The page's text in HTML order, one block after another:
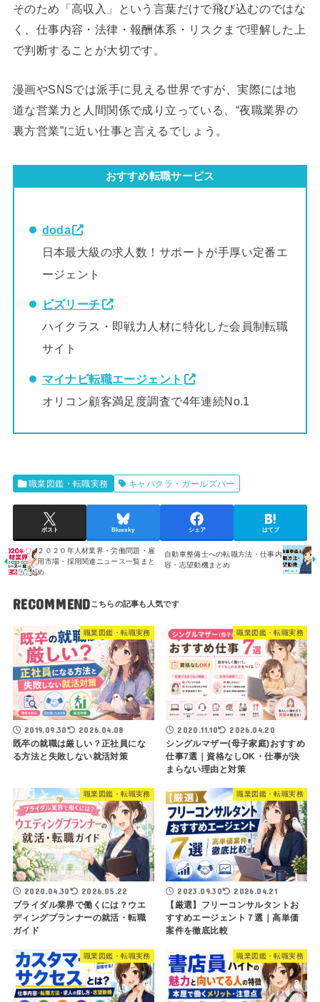
そのため「高収入」という言葉だけで飛び込むのではな
く、仕事内容・法律・報酬体系・リスクまで理解した上
で判断することが大切です。
漫画やSNSでは派手に見える世界ですが、実際には地
道な営業力と人間関係で成り立っている、“夜職業界の
裏方営業”に近い仕事と言えるでしょう。
おすすめ転職サービス
doda
日本最大級の求人数！サポートが手厚い定番エ
ージェント
ビズリーチ
ハイクラス・即戦力人材に特化した会員制転職
サイト
マイナビ転職エージェント
オリコン顧客満足度調査で4年連続No.1
職業図鑑・転職実務 キャバクラ・ガールズバー
ポスト Bluesky シェア はてブ
２０２０年人材業界・労働問題・雇
用市場・採用関連ニュース一覧まと
め
自動車整備士への転職方法・仕事内
容・志望動機まとめ
RECOMMEND
職業図鑑・転職実務
2019.09.30 2026.04.08
既卒の就職は厳しい？正社員にな
る方法と失敗しない就活対策
職業図鑑・転職実務
2020.11.10 2026.04.20
シングルマザー(母子家庭)おすすめ
仕事7選｜資格なしOK・仕事が決
まらない理由と対策
職業図鑑・転職実務
2020.04.30 2026.05.22
ブライダル業界で働くには？ウエ
ディングプランナーの就活・転職
ガイド
職業図鑑・転職実務
2023.09.30 2026.04.21
【厳選】フリーコンサルタントお
すすめエージェント７選｜高単価
案件を徹底比較
職業図鑑・転職実務 職業図鑑・転職実務